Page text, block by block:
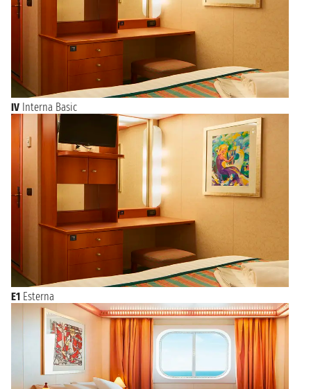
IV Interna Basic
E1 Esterna